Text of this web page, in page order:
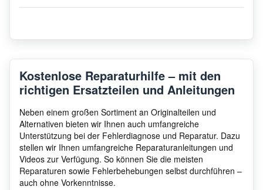
Kostenlose Reparaturhilfe – mit den
richtigen Ersatzteilen und Anleitungen
Neben einem großen Sortiment an Originalteilen und
Alternativen bieten wir Ihnen auch umfangreiche
Unterstützung bei der Fehlerdiagnose und Reparatur. Dazu
stellen wir Ihnen umfangreiche Reparaturanleitungen und
Videos zur Verfügung. So können Sie die meisten
Reparaturen sowie Fehlerbehebungen selbst durchführen –
auch ohne Vorkenntnisse.